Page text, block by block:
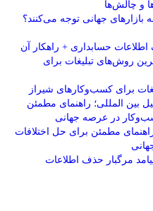
و چالش‌ها
بازارهای جهانی توجه می‌کنند؟
روش‌های تبلیغات برای
برای کسب‌وکارهای شیراز
بین المللی؛ راهنمای مطمئن
در عرصه جهانی
مطمئن برای حل اختلافات
پیامد مرگبار حذف اطلاعات